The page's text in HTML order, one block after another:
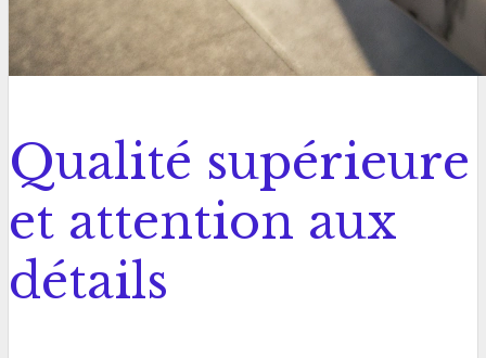
Qualité supérieure
et attention aux
détails